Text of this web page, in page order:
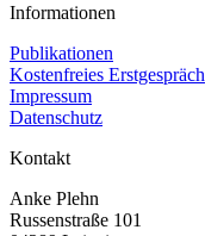
Informationen
Publikationen
Kostenfreies Erstgespräch
Impressum
Datenschutz
Kontakt
Anke Plehn
Russenstraße 101